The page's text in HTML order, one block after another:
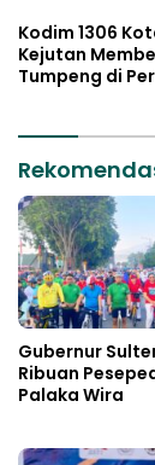
Oknum Aparat
Kodim 1306
Kejutan
Tumpeng di
Gubernur
Ribuan
Palaka Wira